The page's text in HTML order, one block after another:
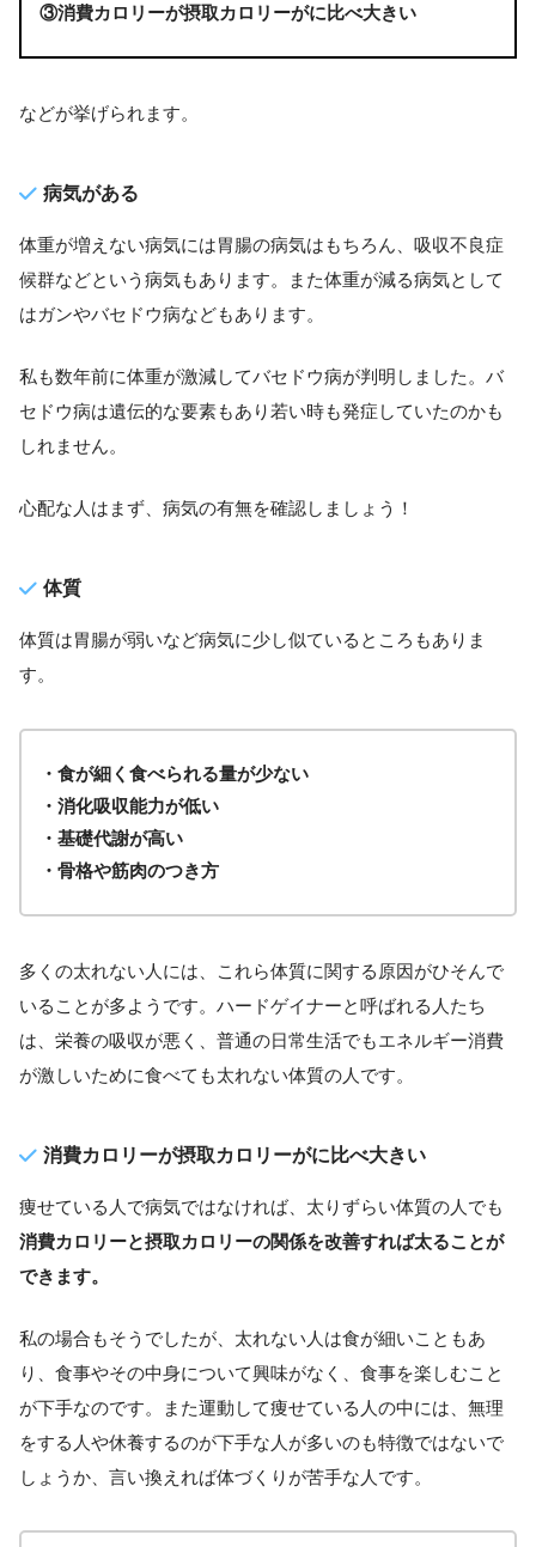
③消費カロリーが摂取カロリーがに比べ大きい
などが挙げられます。
病気がある
体重が増えない病気には胃腸の病気はもちろん、吸収不良症
候群などという病気もあります。また体重が減る病気として
はガンやバセドウ病などもあります。
私も数年前に体重が激減してバセドウ病が判明しました。バ
セドウ病は遺伝的な要素もあり若い時も発症していたのかも
しれません。
心配な人はまず、病気の有無を確認しましょう！
体質
体質は胃腸が弱いなど病気に少し似ているところもありま
す。
・食が細く食べられる量が少ない
・消化吸収能力が低い
・基礎代謝が高い
・骨格や筋肉のつき方
多くの太れない人には、これら体質に関する原因がひそんで
いることが多ようです。ハードゲイナーと呼ばれる人たち
は、栄養の吸収が悪く、普通の日常生活でもエネルギー消費
が激しいために食べても太れない体質の人です。
消費カロリーが摂取カロリーがに比べ大きい
痩せている人で病気ではなければ、太りずらい体質の人でも
消費カロリーと摂取カロリーの関係を改善すれば太ることが
できます。
私の場合もそうでしたが、太れない人は食が細いこともあ
り、食事やその中身について興味がなく、食事を楽しむこと
が下手なのです。また運動して痩せている人の中には、無理
をする人や休養するのが下手な人が多いのも特徴ではないで
しょうか、言い換えれば体づくりが苦手な人です。